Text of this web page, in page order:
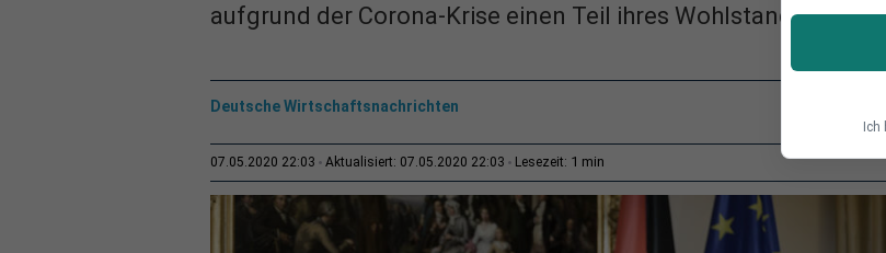
aufgrund der Corona-Krise einen Teil ihres Wohlstands
Deutsche Wirtschaftsnachrichten
07.05.2020 22:03 Aktualisiert: 07.05.2020 22:03 Lesezeit: 1 min
Ich